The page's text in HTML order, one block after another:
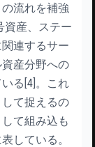
の流れを補強
資産、ステー
連するサー
産分野への
る[4]。これ
て捉えるの
て組み込も
している。